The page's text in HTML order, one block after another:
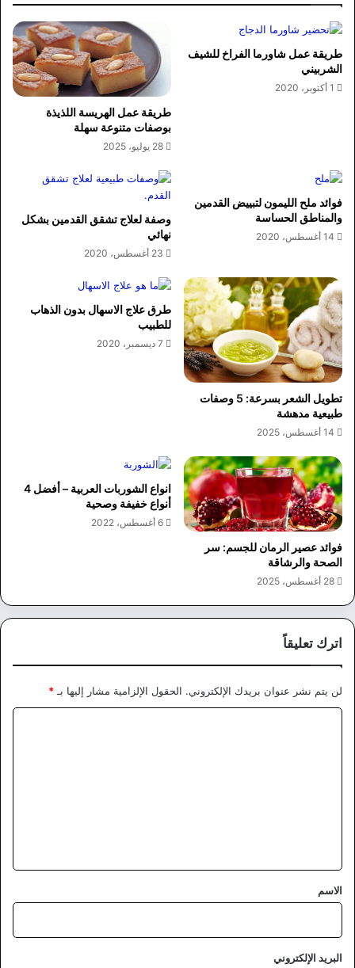
طريقة عمل شاورما الفراخ للشيف
الشربيني
1 أكتوبر، 2020
طريقة عمل الهريسة اللذيذة
بوصفات متنوعة سهلة
28 يوليو، 2025
فوائد ملح الليمون لتبييض القدمين
والمناطق الحساسة
14 أغسطس، 2020
وصفة لعلاج تشقق القدمين بشكل
نهائي
23 أغسطس، 2020
تطويل الشعر بسرعة: 5 وصفات
طبيعية مدهشة
14 أغسطس، 2025
طرق علاج الاسهال بدون الذهاب
للطبيب
7 ديسمبر، 2020
فوائد عصير الرمان للجسم: سر
الصحة والرشاقة
28 أغسطس، 2025
انواع الشوربات العربية – أفضل 4
أنواع خفيفة وصحية
6 أغسطس، 2022
اترك تعليقاً
لن يتم نشر عنوان بريدك الإلكتروني. الحقول الإلزامية مشار إليها بـ *
*
الاسم
البريد الإلكتروني